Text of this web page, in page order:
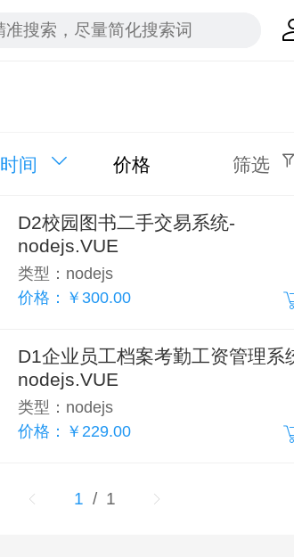
时间 价格 筛选
D2校园图书二手交易系统-
nodejs.VUE
类型：nodejs
价格：￥300.00
D1企业员工档案考勤工资管理系
nodejs.VUE
类型：nodejs
价格：￥229.00
1 / 1